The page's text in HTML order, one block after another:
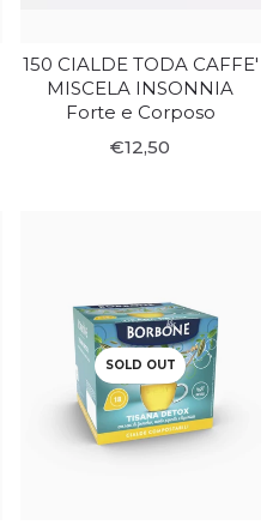
150 CIALDE TODA CAFFE'
MISCELA INSONNIA
Forte e Corposo
€12,50
SOLD OUT